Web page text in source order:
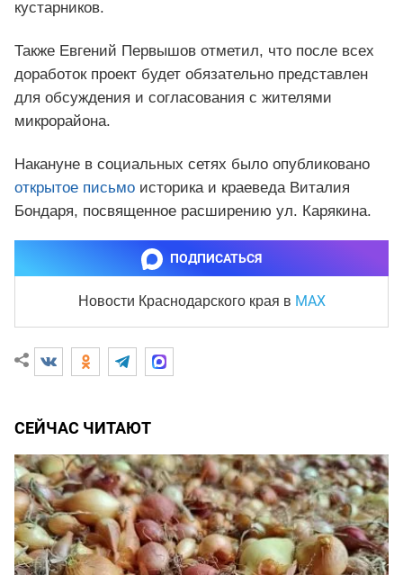
кустарников.
Также Евгений Первышов отметил, что после всех
доработок проект будет обязательно представлен
для обсуждения и согласования с жителями
микрорайона.
Накануне в социальных сетях было опубликовано
открытое письмо историка и краеведа Виталия
Бондаря, посвященное расширению ул. Карякина.
ПОДПИСАТЬСЯ
Новости Краснодарского края в MAX
СЕЙЧАС ЧИТАЮТ